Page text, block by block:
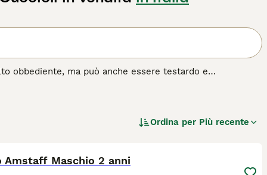
obbediente, ma può anche essere testardo e
senza sorveglianza; questo vale per tutte le razze e i
di sviluppare aggressività verso altri cani una volta
Ordina per Più recente
Amstaff Maschio 2 anni